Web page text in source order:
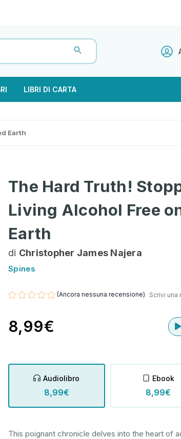
LIBRI DI CARTA
Earth
The Hard Truth!
Living Alcohol Free
Earth
di Christopher James Najera
Spines
(Ancora nessuna recensione) Scrivi una
8,99€
Audiolibro
8,99€
Ebook
8,99€
This poignant chronicle delves into the heart of